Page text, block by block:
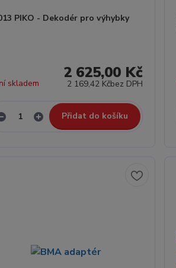
PIKO - Dekodér pro výhybky
2 625,00 Kč
2 169,42 Kčbez DPH
skladem
Přidat do košíku